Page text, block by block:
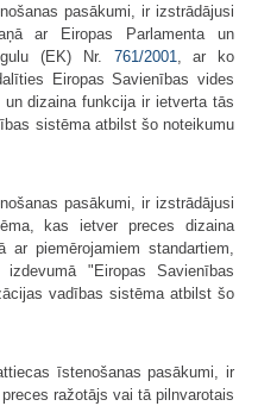
pasākumi, ir izstrādājusi
ar Eiropas Parlamenta un
(EK) Nr. 761/2001
, ar ko
Eiropas Savienības vides
dizaina funkcija ir ietverta tās
sistēma atbilst šo noteikumu
pasākumi, ir izstrādājusi
kas ietver preces dizaina
piemērojamiem standartiem,
"Eiropas Savienības
vadības sistēma atbilst šo
īstenošanas pasākumi, ir
ražotājs vai tā pilnvarotais